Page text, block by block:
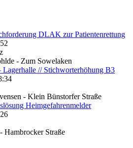
DLAK zur Patientenrettung
- Zum Sowelaken
Lagerhalle // Stichworterhöhung B3
- Klein Bünstorfer Straße
Heimgefahrenmelder
Hambrocker Straße